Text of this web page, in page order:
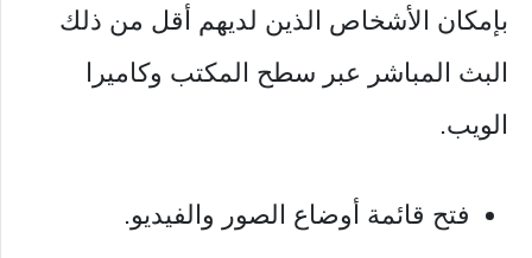
بإمكان الأشخاص الذين لديهم أقل من ذلك
البث المباشر عبر سطح المكتب وكاميرا
الويب.
فتح قائمة أوضاع الصور والفيديو.